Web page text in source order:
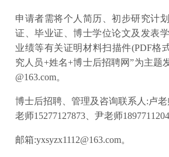
申请者需将个人简历、初步研究计
证、毕业证、博士学位论文及发表
业绩等有关证明材料扫描件(PDF格
究人员+姓名+博士后招聘网”为主题
@163.com。
博士后招聘、管理及咨询联系人:卢老
老师15277127873、尹老师
邮箱:yxsyzx1112@163.com。